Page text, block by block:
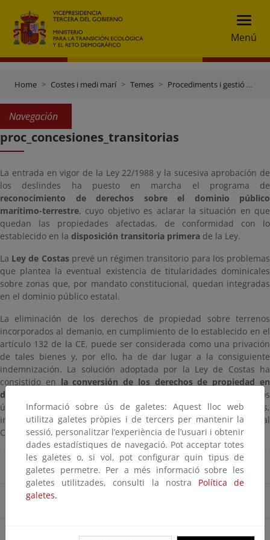
Menú
Home Costes i medi marí Temes Procediments i gestió del domini públic maritimoterrestre
Navegación
proc_concesiones_transitorias
La entrada en vigor de la Ley 22/1988 y la sucesiva aprobación de
los deslindes ha puesto en marcha el programa de
reconocimiento de derechos sobre el dominio público
marítimo-­terrestre, cuyo objetivo es aclarar la situación en que
quedan las propiedades afectadas, de conformidad con lo
establecido en la disposición transitoria primera de la Ley.
La Ley de Costasprevé un régimen transitorio para los problemas
que plantea la eventual existencia de titularidades dominicales
sobre zonas que, por mandato constitucional, quedan integradas
en el dominio público estatal.
La eliminación de los derechos de propiedad sobre terrenos
incorporados al demanio, en cumplimiento de lo establecido en el
artículo 132 de la CE, puede ser considerada como una privación
de tales bienes y, por ello, ha de dar lugar a la consiguiente
indemnización. La solución adoptada por la Ley de Costas ha
consistido en la conversión de los derechos de propiedad en
derechos de aprovechamiento mediante concesión
, por ser los
únicos compatibles con la naturaleza demanial de esos bienes,
indemnización declarada adecuada y proporcional por el Tribunal
Constitucional en su sentencia 149/1991
Información general
Principal normativa aplicable
Modelos de solicitud
Informació sobre ús de galetes: Aquest lloc web
utilitza galetes pròpies i de tercers per mantenir la
sessió, personalitzar l’experiència de l’usuari i obtenir
dades estadístiques de navegació. Pot acceptar totes
les galetes o, si vol, pot configurar quin tipus de
galetes permetre. Per a més informació sobre les
galetes utilitzades, consulti la nostra Política de
galetes.